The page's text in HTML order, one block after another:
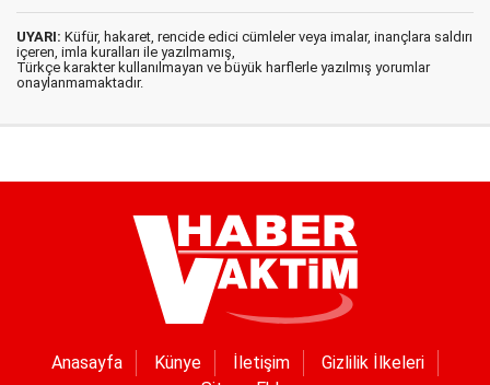
UYARI: Küfür, hakaret, rencide edici cümleler veya imalar, inançlara saldırı
içeren, imla kuralları ile yazılmamış,
Türkçe karakter kullanılmayan ve büyük harflerle yazılmış yorumlar
onaylanmamaktadır.
Anasayfa Künye İletişim
Gizlilik İlkeleri